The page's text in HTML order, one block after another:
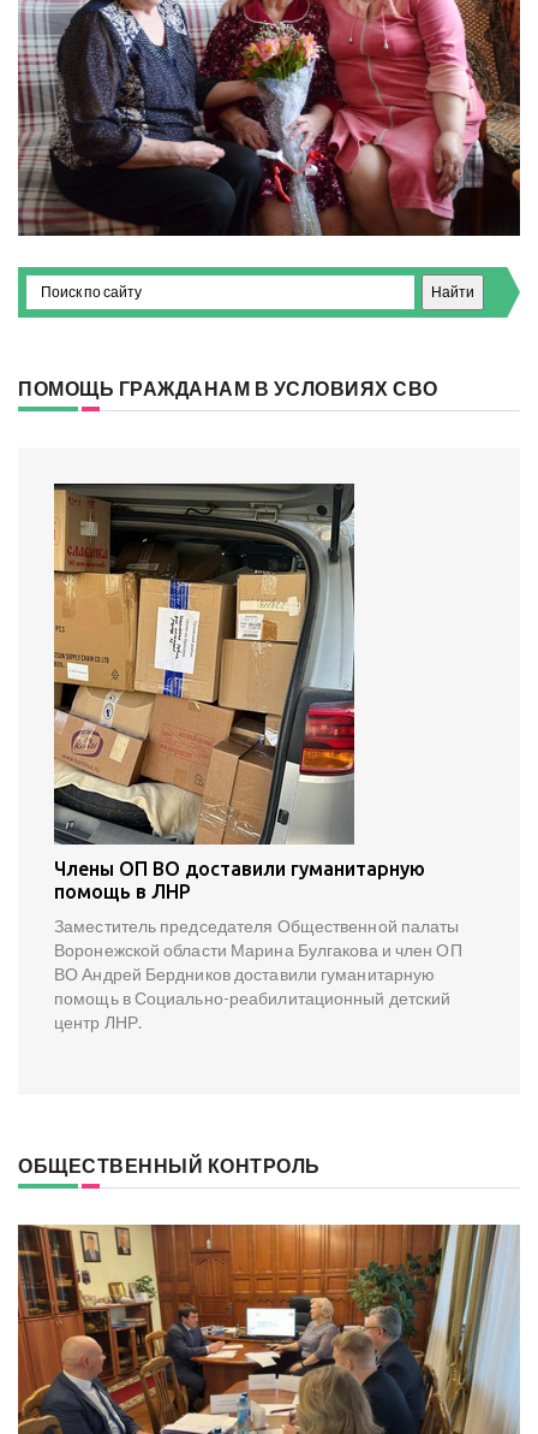
ПОМОЩЬ ГРАЖДАНАМ В УСЛОВИЯХ СВО
Члены ОП ВО доставили гуманитарную
помощь в ЛНР
Заместитель председателя Общественной палаты
Воронежской области Марина Булгакова и член ОП
ВО Андрей Бердников доставили гуманитарную
помощь в Социально-реабилитационный детский
центр ЛНР.
ОБЩЕСТВЕННЫЙ КОНТРОЛЬ